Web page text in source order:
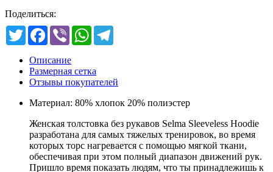
Поделиться:
TwitterFacebook
Viber WhatsApp
Описание
Размерная сетка
Отзывы покупателей
Материал: 80% хлопок 20% полиэстер
Женская толстовка без рукавов Selma Sleeveless Hoodie
разработана для самых тяжелых тренировок, во время
которых торс нагревается с помощью мягкой ткани,
обеспечивая при этом полный диапазон движений рук.
Пришло время показать людям, что ты принадлежишь к